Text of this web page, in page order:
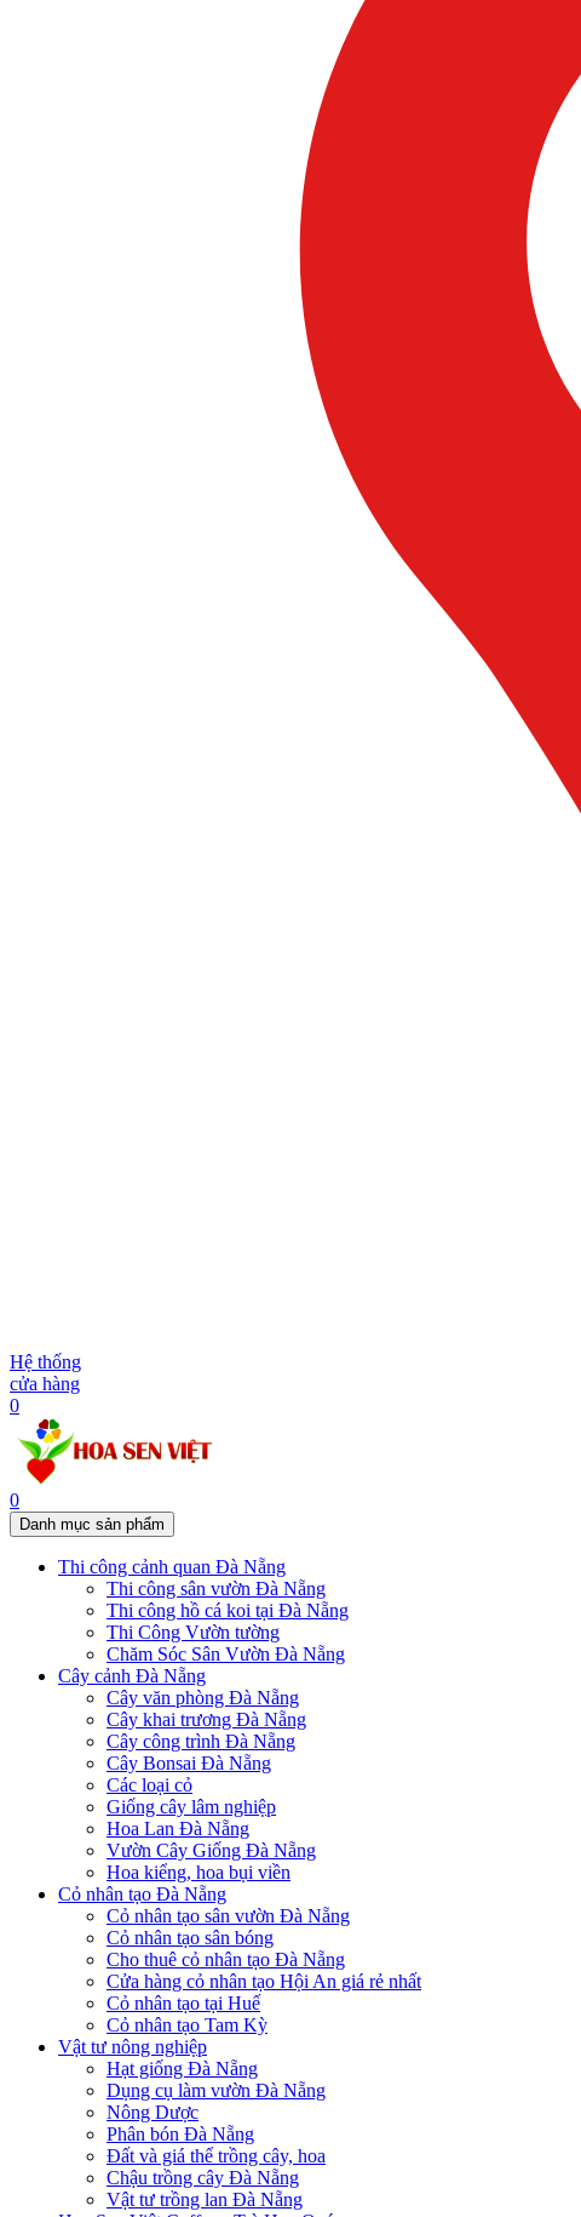
Hệ thống
cửa hàng
0
0
Danh mục sản phẩm
Thi công cảnh quan Đà Nẵng
Thi công sân vườn Đà Nẵng
Thi công hồ cá koi tại Đà Nẵng
Thi Công Vườn tường
Chăm Sóc Sân Vườn Đà Nẵng
Cây cảnh Đà Nẵng
Cây văn phòng Đà Nẵng
Cây khai trương Đà Nẵng
Cây công trình Đà Nẵng
Cây Bonsai Đà Nẵng
Các loại cỏ
Giống cây lâm nghiệp
Hoa Lan Đà Nẵng
Vườn Cây Giống Đà Nẵng
Hoa kiểng, hoa bụi viền
Cỏ nhân tạo Đà Nẵng
Cỏ nhân tạo sân vườn Đà Nẵng
Cỏ nhân tạo sân bóng
Cho thuê cỏ nhân tạo Đà Nẵng
Cửa hàng cỏ nhân tạo Hội An giá rẻ nhất
Cỏ nhân tạo tại Huế
Cỏ nhân tạo Tam Kỳ
Vật tư nông nghiệp
Hạt giống Đà Nẵng
Dụng cụ làm vườn Đà Nẵng
Nông Dược
Phân bón Đà Nẵng
Đất và giá thể trồng cây, hoa
Chậu trồng cây Đà Nẵng
Vật tư trồng lan Đà Nẵng